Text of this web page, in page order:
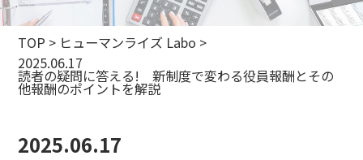
TOP > ヒューマンライズ Labo >
2025.06.17
読者の疑問に答える! 新制度で変わる役員報酬とその
他報酬のポイントを解説
2025.06.17